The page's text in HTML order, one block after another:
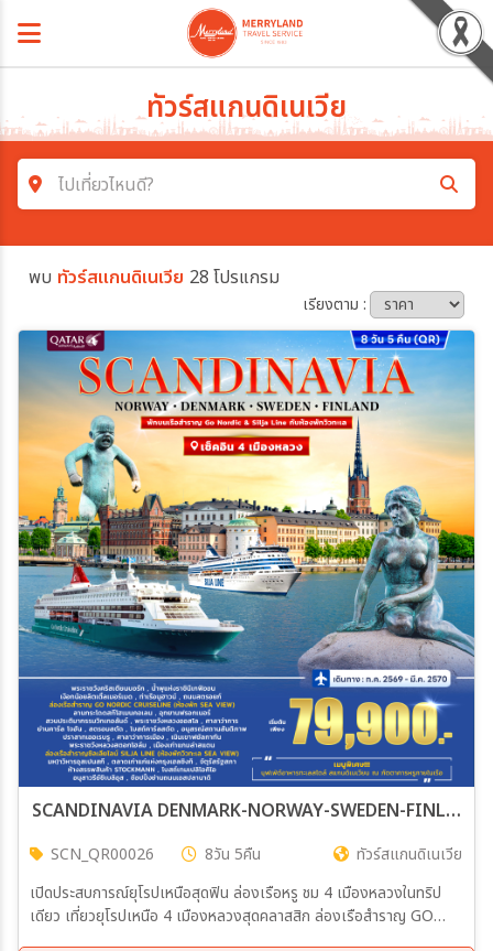
ทัวร์สแกนดิเนเวีย
ไปเที่ยวไหนดี?
ค้นหาโปรแกรมทัวร์
โซน
ประเทศ
เมือง
สายการบิน
ตั้งแต่วันที่
ถึงวันที่
เฉพาะเดือน
เฉพาะเทศกาล
พบ ทัวร์สแกนดิเนเวีย 28 โปรแกรม
เรียงตาม :
SCANDINAVIA DENMARK-NORWAY-SWEDEN-FINLAND พักบนเรือ Go Nordic & Silja Line 8วัน 5คืน (QR)
SCN_QR00026 8วัน 5คืน
ทัวร์สแกนดิเนเวีย
เปิดประสบการณ์ยุโรปเหนือสุดฟิน ล่องเรือหรู ชม 4 เมืองหลวงในทริป
เดียว เที่ยวยุโรปเหนือ 4 เมืองหลวงสุดคลาสสิก ล่องเรือสำราญ GO